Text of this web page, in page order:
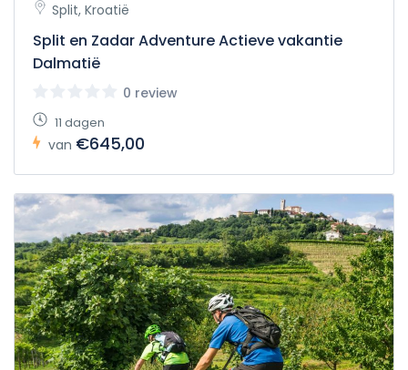
Split, Kroatië
Split en Zadar Adventure Actieve vakantie
Dalmatië
0 review
11 dagen
van €645,00